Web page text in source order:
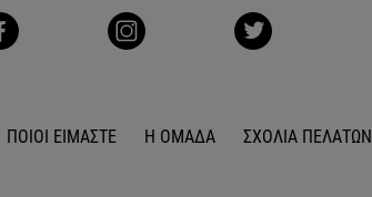
ΠΟΙΟΙ ΕΙΜΑΣΤΕ Η ΟΜΑΔΑ ΣΧΟΛΙΑ ΠΕΛΑΤΩΝ